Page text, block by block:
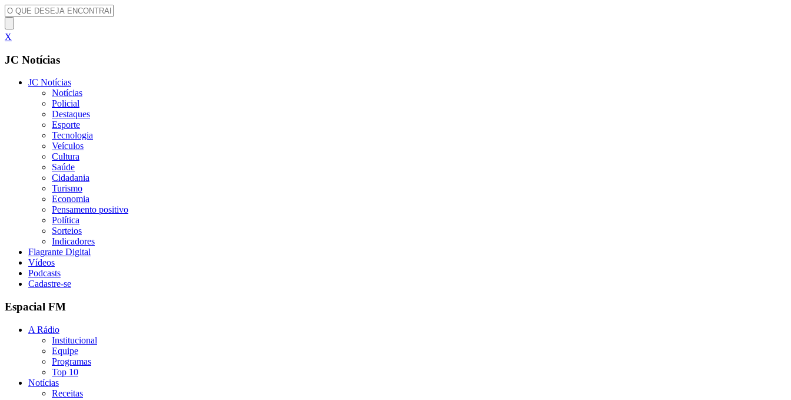
X
JC Notícias
JC Notícias
Notícias
Policial
Destaques
Esporte
Tecnologia
Veículos
Cultura
Saúde
Cidadania
Turismo
Economia
Pensamento positivo
Política
Sorteios
Indicadores
Flagrante Digital
Vídeos
Podcasts
Cadastre-se
Espacial FM
A Rádio
Institucional
Equipe
Programas
Top 10
Notícias
Receitas